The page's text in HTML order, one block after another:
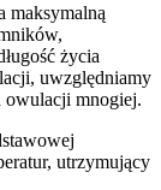
maksymalną
życia
uwzględniamy
owulacji mnogiej.
utrzymujący